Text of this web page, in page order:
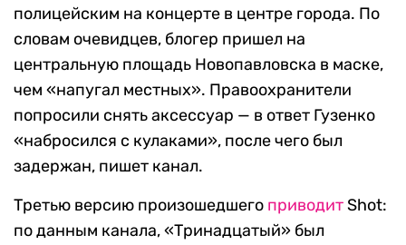
полицейским на концерте в центре города. По
словам очевидцев, блогер пришел на
центральную площадь Новопавловска в маске,
чем «напугал местных». Правоохранители
попросили снять аксессуар — в ответ Гузенко
«набросился с кулаками», после чего был
задержан, пишет канал.
Третью версию произошедшего приводитShot:
по данным канала, «Тринадцатый» был